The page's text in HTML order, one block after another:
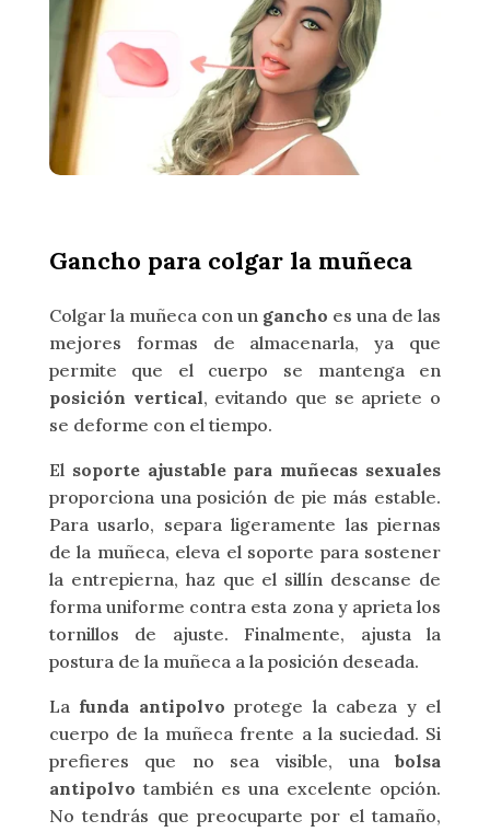
Gancho para colgar la muñeca
Colgar la muñeca con un gancho es una de las
mejores formas de almacenarla, ya que
permite que el cuerpo se mantenga en
posición vertical, evitando que se apriete o
se deforme con el tiempo.
El soporte ajustable para muñecas sexuales
proporciona una posición de pie más estable.
Para usarlo, separa ligeramente las piernas
de la muñeca, eleva el soporte para sostener
la entrepierna, haz que el sillín descanse de
forma uniforme contra esta zona y aprieta los
tornillos de ajuste. Finalmente, ajusta la
postura de la muñeca a la posición deseada.
La funda antipolvo protege la cabeza y el
cuerpo de la muñeca frente a la suciedad. Si
prefieres que no sea visible, unabolsa
antipolvo también es una excelente opción.
No tendrás que preocuparte por el tamaño,